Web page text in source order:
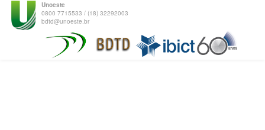
Unoeste
0800 7715533 / (18) 32292003
bdtd@unoeste.br